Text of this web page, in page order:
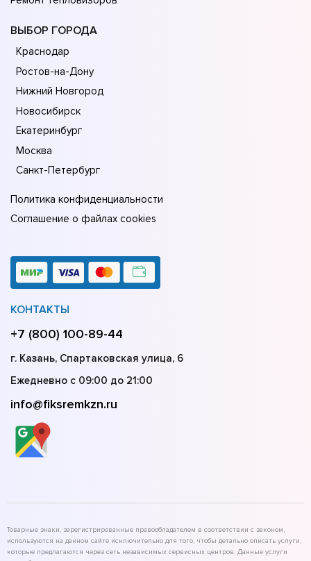
ВЫБОР ГОРОДА
Краснодар
Ростов-на-Дону
Нижний Новгород
Новосибирск
Екатеринбург
Москва
Санкт-Петербург
Политика конфиденциальности
Соглашение о файлах cookies
КОНТАКТЫ
+7 (800) 100-89-44
г. Казань, Спартаковская улица, 6
Ежедневно с 09:00 до 21:00
info@fiksremkzn.ru
Товарные знаки, зарегистрированные правообладателем в соответствии с законом,
используются на данном сайте исключительно для того, чтобы детально описать услуги,
которые предлагаются через сеть независимых сервисных центров. Данные услуги